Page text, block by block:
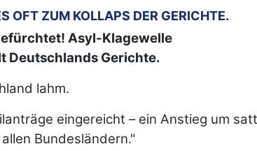
OFT ZUM KOLLAPS DER GERICHTE.
Asyl-Klagewelle
Deutschlands Gerichte.
lahm.
eingereicht – ein Anstieg um
Bundesländern."